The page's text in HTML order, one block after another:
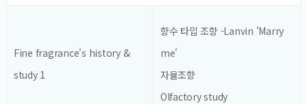
Fine fragrance's history &
study 1
향수 타입 조향 -Lanvin 'Marry
me'
자율조향
Olfactory study